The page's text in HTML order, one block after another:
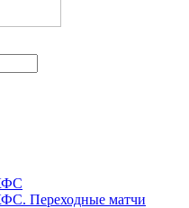
Переходные матчи